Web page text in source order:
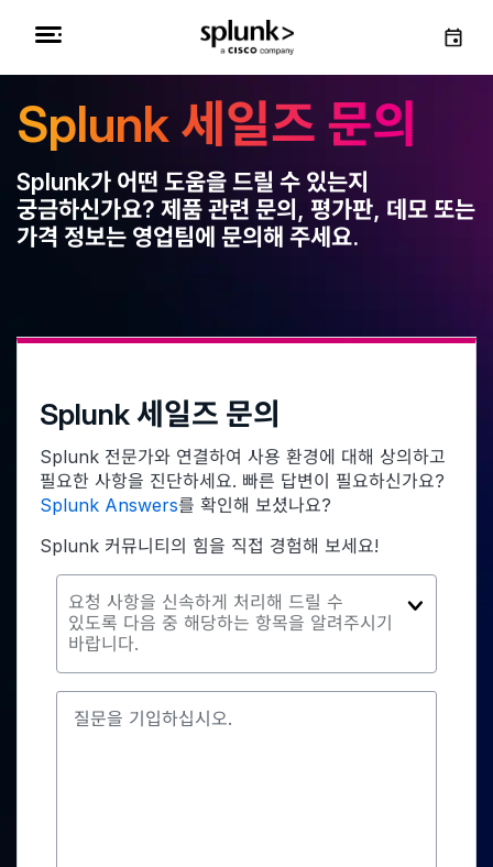
Splunk 세일즈 문의
Splunk가 어떤 도움을 드릴 수 있는지
궁금하신가요? 제품 관련 문의, 평가판, 데모 또는
가격 정보는 영업팀에 문의해 주세요.
Splunk 세일즈 문의
Splunk 전문가와 연결하여 사용 환경에 대해 상의하고
필요한 사항을 진단하세요. 빠른 답변이 필요하신가요?
Splunk Answers를 확인해 보셨나요?
Splunk 커뮤니티의 힘을 직접 경험해 보세요!
요청 사항을 신속하게 처리해 드릴 수
있도록 다음 중 해당하는 항목을 알려주시기
바랍니다.
질문을 기입하십시오.